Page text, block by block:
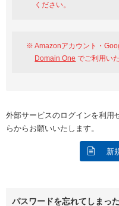
ください。
Amazonアカウント・
Domain One でご利用い
外部サービスのログインを利用
らからお願いいたします。
新
パスワードを忘れてしまっ